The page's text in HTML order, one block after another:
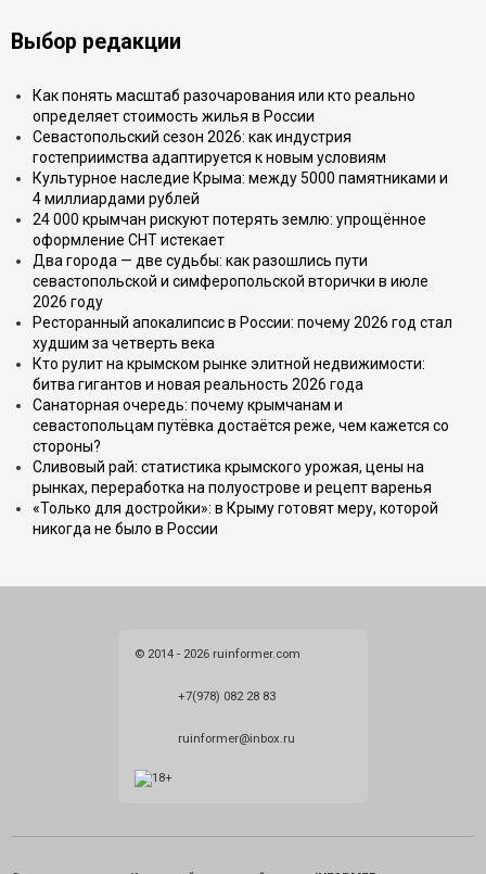
Выбор редакции
Как понять масштаб разочарования или кто реально
определяет стоимость жилья в России
Севастопольский сезон 2026: как индустрия
гостеприимства адаптируется к новым условиям
Культурное наследие Крыма: между 5000 памятниками и
4 миллиардами рублей
24 000 крымчан рискуют потерять землю: упрощённое
оформление СНТ истекает
Два города — две судьбы: как разошлись пути
севастопольской и симферопольской вторички в июле
2026 году
Ресторанный апокалипсис в России: почему 2026 год стал
худшим за четверть века
Кто рулит на крымском рынке элитной недвижимости:
битва гигантов и новая реальность 2026 года
Санаторная очередь: почему крымчанам и
севастопольцам путёвка достаётся реже, чем кажется со
стороны?
Сливовый рай: статистика крымского урожая, цены на
рынках, переработка на полуострове и рецепт варенья
«Только для достройки»: в Крыму готовят меру, которой
никогда не было в России
© 2014 - 2026 ruinformer.com
+7(978) 082 28 83
ruinformer@inbox.ru